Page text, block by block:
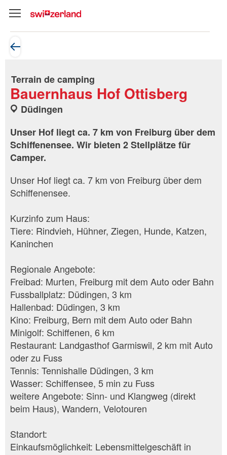
Terrain de camping
Bauernhaus Hof Ottisberg
Düdingen
Unser Hof liegt ca. 7 km von Freiburg über dem
Schiffenensee. Wir bieten 2 Stellplätze für
Camper.
Unser Hof liegt ca. 7 km von Freiburg über dem
Schiffenensee.
Kurzinfo zum Haus:
Tiere: Rindvieh, Hühner, Ziegen, Hunde, Katzen,
Kaninchen
Regionale Angebote:
Freibad: Murten, Freiburg mit dem Auto oder Bahn
Fussballplatz: Düdingen, 3 km
Hallenbad: Düdingen, 3 km
Kino: Freiburg, Bern mit dem Auto oder Bahn
Minigolf: Schiffenen, 6 km
Restaurant: Landgasthof Garmiswil, 2 km mit Auto
oder zu Fuss
Tennis: Tennishalle Düdingen, 3 km
Wasser: Schiffensee, 5 min zu Fuss
weitere Angebote: Sinn- und Klangweg (direkt
beim Haus), Wandern, Velotouren
Standort:
Einkaufsmöglichkeit: Lebensmittelgeschäft in